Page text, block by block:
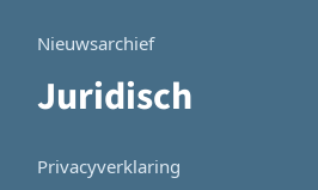
Nieuwsarchief
Juridisch
Privacyverklaring